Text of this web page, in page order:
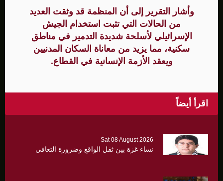
وأشار التقرير إلى أن المنظمة قد وثقت العديد
من الحالات التي تثبت استخدام الجيش
الإسرائيلي لأسلحة شديدة التدمير في مناطق
سكنية، مما يزيد من معاناة السكان المدنيين
ويعقد الأزمة الإنسانية في القطاع.
اقرأ أيضاً
Sat 08 August 2026
نساء غزة بين ثقل الواقع وضرورة التعافي